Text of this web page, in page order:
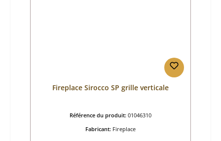
Fireplace Sirocco SP grille verticale
Référence du produit: 01046310
Fabricant: Fireplace